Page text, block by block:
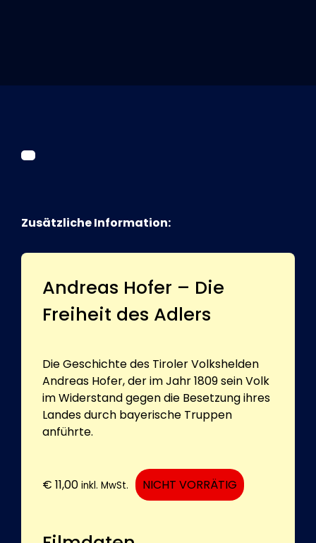
Zusätzliche Information:
Andreas Hofer – Die
Freiheit des Adlers
Die Geschichte des Tiroler Volkshelden
Andreas Hofer, der im Jahr 1809 sein Volk
im Widerstand gegen die Besetzung ihres
Landes durch bayerische Truppen
anführte.
€ 11,00 inkl. MwSt. NICHT VORRÄTIG